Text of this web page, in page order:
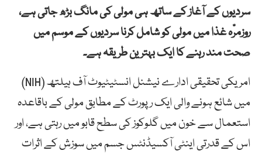
سردیوں کے آغاز کے ساتھ ہی مولی کی مانگ بڑھ جاتی ہے،
روزمرّہ غذا میں مولی کو شامل کرنا سردیوں کے موسم میں
صحت مند رہنے کا ایک بہترین طریقہ ہے۔
امریکی تحقیقی ادارے نیشنل انسٹیٹیوٹ آف ہیلتھ (NIH)
میں شائع ہونے والی ایک رپورٹ کے مطابق مولی کے باقاعدہ
استعمال سے خون میں گلوکوز کی سطح قابو میں رہتی ہے، اور
اس کے قدرتی اینٹی آکسیڈنٹس جسم میں سوزش کے اثرات